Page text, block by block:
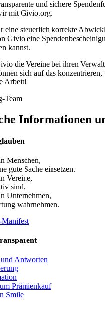
und sichere
mit Givio.org.
eine steuerlich korrekte
Givio eine
kannst.
die Vereine bei ihren
sich auf das
Arbeit!
Team
Informationen
Menschen,
gute Sache einsetzen.
Vereine,
sind.
Unternehmen,
wahrnehmen.
Manifest
und Antworten
Prämienkauf
Smile